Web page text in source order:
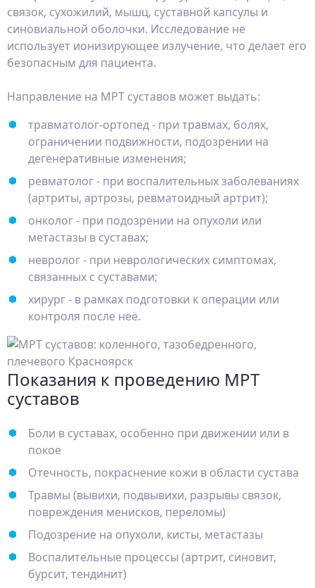
связок, сухожилий, мышц, суставной капсулы и
синовиальной оболочки. Исследование не
использует ионизирующее излучение, что делает его
безопасным для пациента.
Направление на МРТ суставов может выдать:
травматолог-ортопед - при травмах, болях,
ограничении подвижности, подозрении на
дегенеративные изменения;
ревматолог - при воспалительных заболеваниях
(артриты, артрозы, ревматоидный артрит);
онколог - при подозрении на опухоли или
метастазы в суставах;
невролог - при неврологических симптомах,
связанных с суставами;
хирург - в рамках подготовки к операции или
контроля после неё.
Показания к проведению МРТ
суставов
Боли в суставах, особенно при движении или в
покое
Отечность, покраснение кожи в области сустава
Травмы (вывихи, подвывихи, разрывы связок,
повреждения менисков, переломы)
Подозрение на опухоли, кисты, метастазы
Воспалительные процессы (артрит, синовит,
бурсит, тендинит)